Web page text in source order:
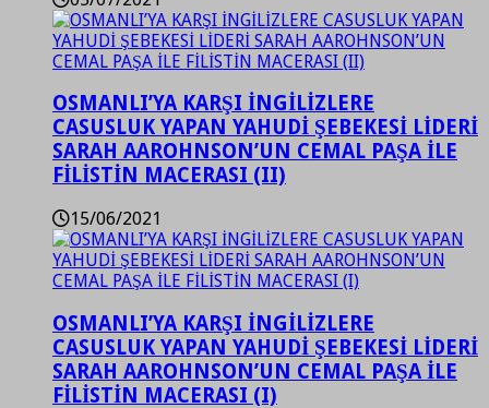
OSMANLI’YA KARŞI İNGİLİZLERE
CASUSLUK YAPAN YAHUDİ ŞEBEKESİ LİDERİ
SARAH AAROHNSON’UN CEMAL PAŞA İLE
FİLİSTİN MACERASI (II)
15/06/2021
OSMANLI’YA KARŞI İNGİLİZLERE
CASUSLUK YAPAN YAHUDİ ŞEBEKESİ LİDERİ
SARAH AAROHNSON’UN CEMAL PAŞA İLE
FİLİSTİN MACERASI (I)